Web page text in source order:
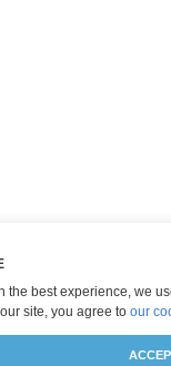
the best experience, we
site, you agree toour